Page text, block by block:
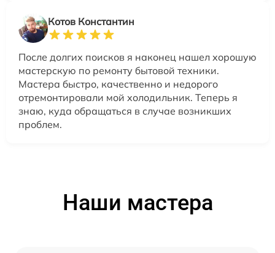
Котов Константин
После долгих поисков я наконец нашел хорошую
мастерскую по ремонту бытовой техники.
Мастера быстро, качественно и недорого
отремонтировали мой холодильник. Теперь я
знаю, куда обращаться в случае возникших
проблем.
Наши мастера